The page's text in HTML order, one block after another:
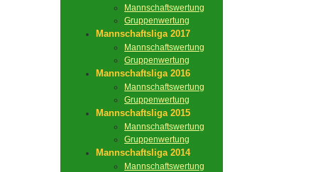
Mannschaftswertung
Gruppenwertung
Mannschaftsliga 2017
Mannschaftswertung
Gruppenwertung
Mannschaftsliga 2016
Mannschaftswertung
Gruppenwertung
Mannschaftsliga 2015
Mannschaftswertung
Gruppenwertung
Mannschaftsliga 2014
Mannschaftswertung